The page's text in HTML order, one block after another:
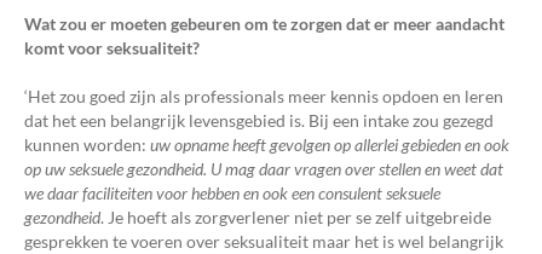
Wat zou er moeten gebeuren om te zorgen dat er meer aandacht
komt voor seksualiteit?
‘Het zou goed zijn als professionals meer kennis opdoen en leren
dat het een belangrijk levensgebied is. Bij een intake zou gezegd
kunnen worden: uw opname heeft gevolgen op allerlei gebieden en ook
op uw seksuele gezondheid. U mag daar vragen over stellen en weet dat
we daar faciliteiten voor hebben en ook een consulent seksuele
gezondheid. Je hoeft als zorgverlener niet per se zelf uitgebreide
gesprekken te voeren over seksualiteit maar het is wel belangrijk